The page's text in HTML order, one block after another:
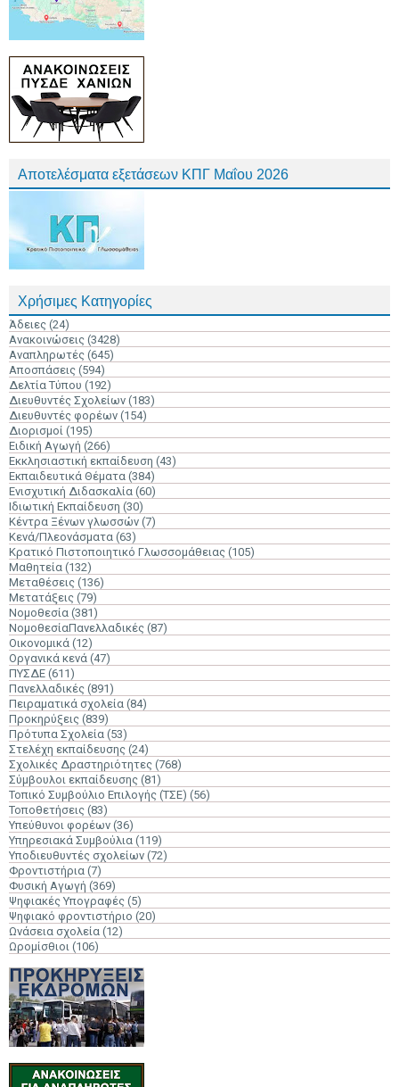
Αποτελέσματα εξετάσεων ΚΠΓ Μαΐου 2026
Χρήσιμες Κατηγορίες
Άδειες (24)
Ανακοινώσεις (3428)
Αναπληρωτές (645)
Αποσπάσεις (594)
Δελτία Τύπου (192)
Διευθυντές Σχολείων (183)
Διευθυντές φορέων (154)
Διορισμοί (195)
Ειδική Αγωγή (266)
Εκκλησιαστική εκπαίδευση (43)
Εκπαιδευτικά Θέματα (384)
Ενισχυτική Διδασκαλία (60)
Ιδιωτική Εκπαίδευση (30)
Κέντρα Ξένων γλωσσών (7)
Κενά/Πλεονάσματα (63)
Κρατικό Πιστοποιητικό Γλωσσομάθειας (105)
Μαθητεία (132)
Μεταθέσεις (136)
Μετατάξεις (79)
Νομοθεσία (381)
ΝομοθεσίαΠανελλαδικές (87)
Οικονομικά (12)
Οργανικά κενά (47)
ΠΥΣΔΕ (611)
Πανελλαδικές (891)
Πειραματικά σχολεία (84)
Προκηρύξεις (839)
Πρότυπα Σχολεία (53)
Στελέχη εκπαίδευσης (24)
Σχολικές Δραστηριότητες (768)
Σύμβουλοι εκπαίδευσης (81)
Τοπικό Συμβούλιο Επιλογής (ΤΣΕ) (56)
Τοποθετήσεις (83)
Υπεύθυνοι φορέων (36)
Υπηρεσιακά Συμβούλια (119)
Υποδιευθυντές σχολείων (72)
Φροντιστήρια (7)
Φυσική Αγωγή (369)
Ψηφιακές Υπογραφές (5)
Ψηφιακό φροντιστήριο (20)
Ωνάσεια σχολεία (12)
Ωρομίσθιοι (106)